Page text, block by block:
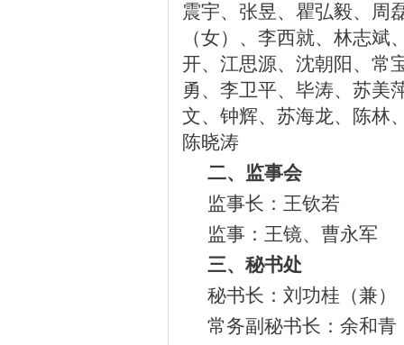
震宇、张昱、瞿弘毅、周
（女）、李西就、林志
开、江思源、沈朝阳、常
勇、李卫平、毕涛、苏美
文、钟辉、苏海龙、陈林
陈晓涛
二、监事会
监事长：王钦若
监事：王镜、曹永军
三、秘书处
秘书长：刘功桂（兼）
常务副秘书长：余和青